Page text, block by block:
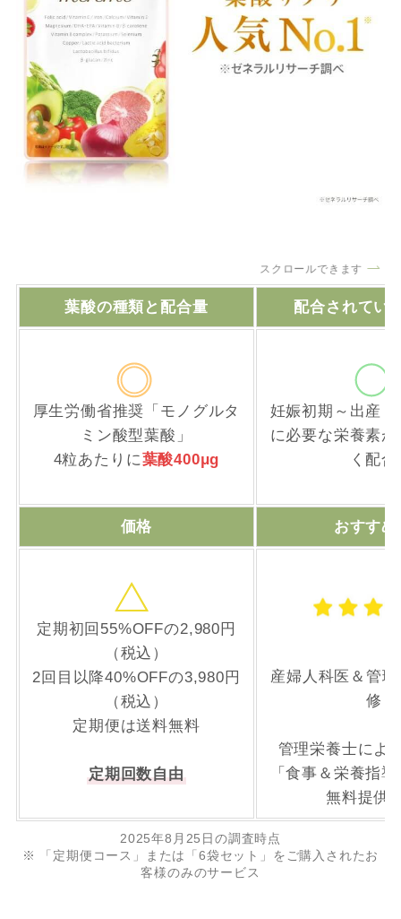
スクロールできます
葉酸の種類と配合量 配合されてい
厚生労働省推奨「モノグルタ
ミン酸型葉酸」
4粒あたりに葉酸400μg
妊娠初期～出産
に必要な栄養素
く配合
価格 おすすめ
定期初回55%OFFの2,980円
（税込）
2回目以降40%OFFの3,980円
（税込）
定期便は送料無料
定期回数自由
産婦人科医＆管
修
管理栄養士によ
「食事＆栄養指
無料提供
2025年8月25日の調査時点
※ 「定期便コース」または「6袋セット」をご購入されたお
客様のみのサービス